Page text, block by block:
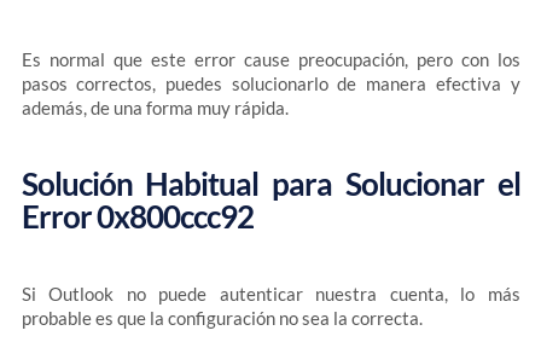
Es normal que este error cause preocupación, pero con los
pasos correctos, puedes solucionarlo de manera efectiva y
además, de una forma muy rápida.
Solución Habitual para Solucionar el
Error 0x800ccc92
Si Outlook no puede autenticar nuestra cuenta, lo más
probable es que la configuración no sea la correcta.